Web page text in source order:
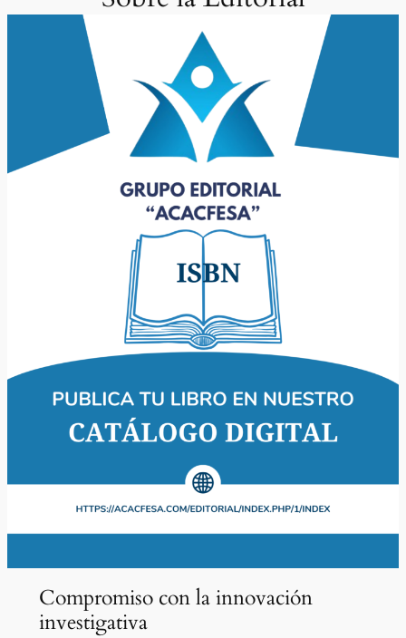
Compromiso con la innovación
investigativa